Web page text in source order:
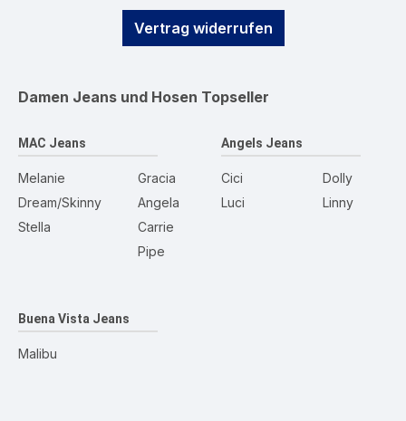
Vertrag widerrufen
Damen Jeans und Hosen Topseller
MAC Jeans
Melanie
Dream/Skinny
Stella
Gracia
Angela
Carrie
Pipe
Angels Jeans
Cici
Luci
Dolly
Linny
Buena Vista Jeans
Malibu